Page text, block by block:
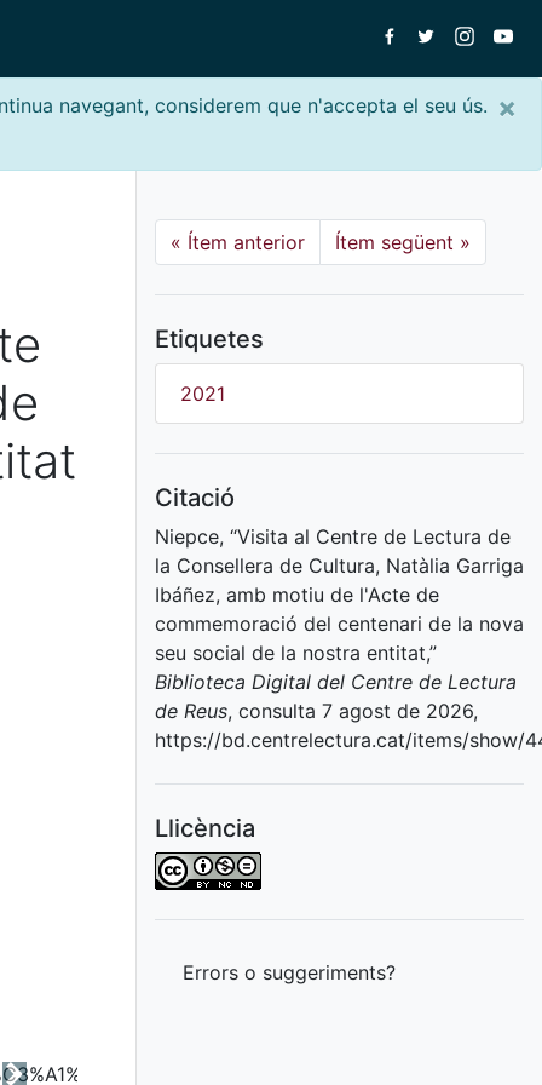
×
navegant, considerem que n'accepta el seu ús.
« Ítem anterior Ítem següent »
Etiquetes
2021
Citació
Niepce, “Visita al Centre de Lectura de
la Consellera de Cultura, Natàlia Garriga
Ibáñez, amb motiu de l'Acte de
commemoració del centenari de la nova
seu social de la nostra entitat,”
Biblioteca Digital del Centre de Lectura
de Reus, consulta 7 agost de 2026,
https://bd.centrelectura.cat/items/show/
Llicència
Errors o suggeriments?